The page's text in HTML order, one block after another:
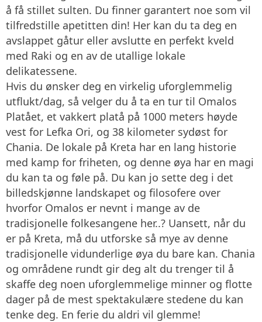
å få stillet sulten. Du finner garantert noe som vil
tilfredstille apetitten din! Her kan du ta deg en
avslappet gåtur eller avslutte en perfekt kveld
med Raki og en av de utallige lokale
delikatessene.
Hvis du ønsker deg en virkelig uforglemmelig
utflukt/dag, så velger du å ta en tur til Omalos
Platået, et vakkert platå på 1000 meters høyde
vest for Lefka Ori, og 38 kilometer sydøst for
Chania. De lokale på Kreta har en lang historie
med kamp for friheten, og denne øya har en magi
du kan ta og føle på. Du kan jo sette deg i det
billedskjønne landskapet og filosofere over
hvorfor Omalos er nevnt i mange av de
tradisjonelle folkesangene her..? Uansett, når du
er på Kreta, må du utforske så mye av denne
tradisjonelle vidunderlige øya du bare kan. Chania
og områdene rundt gir deg alt du trenger til å
skaffe deg noen uforglemmelige minner og flotte
dager på de mest spektakulære stedene du kan
tenke deg. En ferie du aldri vil glemme!